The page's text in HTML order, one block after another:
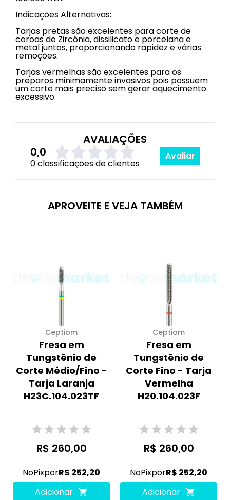
Indicações Alternativas:
Tarjas pretas são excelentes para corte de
coroas de Zircônia, dissilicato e porcelana e
metal juntos, proporcionando rapidez e várias
remoções.
Tarjas vermelhas são excelentes para os
preparos minimamente invasivos pois possuem
um corte mais preciso sem gerar aquecimento
excessivo.
AVALIAÇÕES
0,0
0 classificações de clientes
Avaliar
APROVEITE E VEJA TAMBÉM
Ceptiom
Fresa em
Tungstênio de
Corte Médio/Fino -
Tarja Laranja
H23C.104.023TF
R$ 260,00
NoPixporR$ 252,20
Adicionar
Ceptiom
Fresa em
Tungstênio de
Corte Fino - Tarja
Vermelha
H20.104.023F
R$ 260,00
NoPixporR$ 252,20
Adicionar